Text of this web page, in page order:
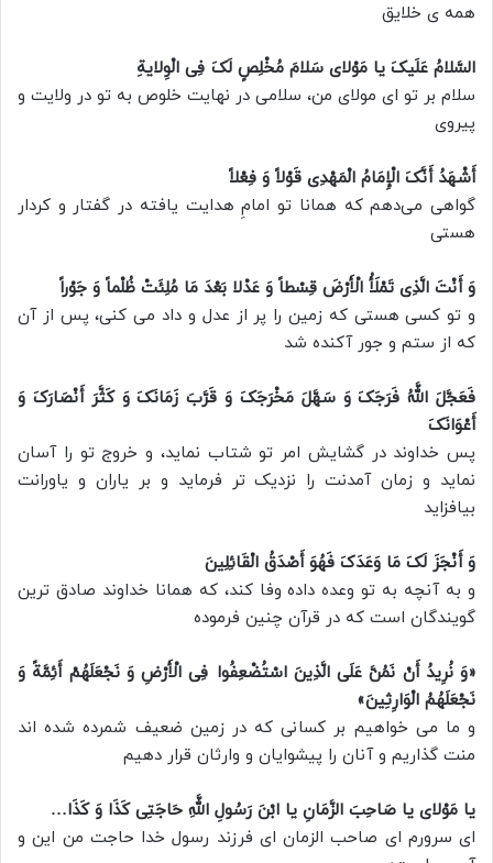
همه ی خلایق
السَّلامُ عَلَیکَ یا مَوْلای سَلامَ مُخْلِصٍ لَکَ فِی الْوِلایةِ
سلام بر تو اى مولای من، سلامى در نهایت خلوص به تو در ولایت و
پیروى
أَشْهَدُ أَنَّکَ الْإِمَامُ الْمَهْدِی قَوْلاً وَ فِعْلاً
گواهى می‌دهم که همانا تو امامِ هدایت یافته در گفتار و کردار
هستى
وَ أَنْتَ الَّذِی تَمْلَأُ الْأَرْضَ قِسْطاً وَ عَدْلا بَعْدَ مَا مُلِئَتْ ظُلْماً وَ جَوْراً
و تو کسی هستی که زمین را پر از عدل و داد می کنى، پس از آن
که از ستم و جور آکنده شد
فَعَجَّلَ اللَّهُ فَرَجَکَ وَ سَهَّلَ مَخْرَجَکَ وَ قَرَّبَ زَمَانَکَ وَ کَثَّرَ أَنْصَارَکَ وَ
أَعْوَانَکَ
پس خداوند در گشایش امر تو شتاب نماید، و خروج تو را آسان
نماید و زمان آمدنت را نزدیک تر فرماید و بر یاران و یاورانت
بیافزاید
وَ أَنْجَزَ لَکَ مَا وَعَدَکَ فَهُوَ أَصْدَقُ الْقَائِلِینَ
و به آنچه به تو وعده داده وفا کند، که همانا خداوند صادق ترین
گویندگان است که در قرآن چنین فرموده
«وَ نُرِیدُ أَنْ نَمُنَّ عَلَى الَّذِینَ اسْتُضْعِفُوا فِی الْأَرْضِ وَ نَجْعَلَهُمْ أَئِمَّةً وَ
نَجْعَلَهُمُ الْوَارِثِینَ»
و ما مى خواهیم بر کسانى که در زمین ضعیف شمرده شده اند
منت گذاریم و آنان را پیشوایان و وارثان قرار دهیم
یا مَوْلای یا صَاحِبَ الزَّمَانِ یا ابْنَ رَسُولِ اللَّهِ حَاجَتِی کَذَا وَ کَذَا…
اى سرورم اى صاحب الزمان اى فرزند رسول خدا حاجت من این و